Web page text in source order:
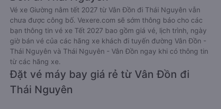
Vé xe Giường nằm tết 2027 từ Vân Đồn đi Thái Nguyên vẫn
chưa được công bố. Vexere.com sẽ sớm thông báo cho các
bạn thông tin vé xe Tết 2027 bao gồm giá vé, lịch trình, ngày
giờ bán vé của các hãng xe khách đi tuyến đường Vân Đồn -
Thái Nguyên và Thái Nguyên - Vân Đồn ngay khi có thông tin
từ các hãng xe.
Đặt vé máy bay giá rẻ từ Vân Đồn đi
Thái Nguyên